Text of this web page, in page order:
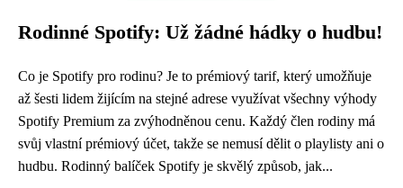
Rodinné Spotify: Už žádné hádky o hudbu!
Co je Spotify pro rodinu? Je to prémiový tarif, který umožňuje
až šesti lidem žijícím na stejné adrese využívat všechny výhody
Spotify Premium za zvýhodněnou cenu. Každý člen rodiny má
svůj vlastní prémiový účet, takže se nemusí dělit o playlisty ani o
hudbu. Rodinný balíček Spotify je skvělý způsob, jak...